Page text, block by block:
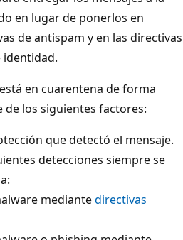
en lugar de ponerlos en
de antispam y en las directivas
identidad.
en cuarentena de forma
los siguientes factores:
que detectó el mensaje.
detecciones siempre se
mediantedirectivas